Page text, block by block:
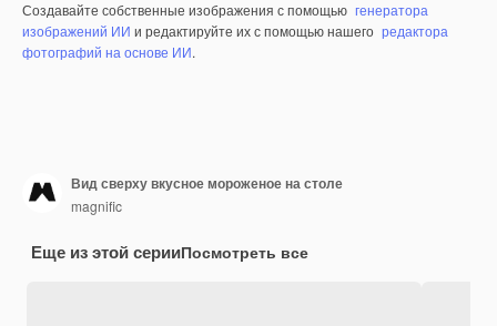
Создавайте собственные изображения с помощью генератора
изображений ИИ и редактируйте их с помощью нашего редактора
фотографий на основе ИИ.
Вид сверху вкусное мороженое на столе
magnific
Еще из этой серииПосмотреть все